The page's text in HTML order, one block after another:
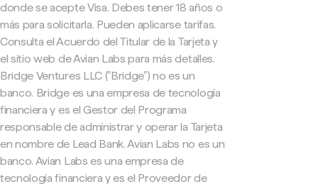
donde se acepte Visa. Debes tener 18 años o
más para solicitarla. Pueden aplicarse tarifas.
Consulta el Acuerdo del Titular de la Tarjeta y
el sitio web de Avian Labs para más detalles.
Bridge Ventures LLC ("Bridge") no es un
banco. Bridge es una empresa de tecnología
financiera y es el Gestor del Programa
responsable de administrar y operar la Tarjeta
en nombre de Lead Bank. Avian Labs no es un
banco. Avian Labs es una empresa de
tecnología financiera y es el Proveedor de